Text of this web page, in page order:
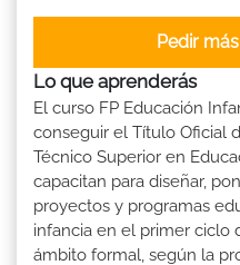
Pedir
Lo que aprenderás
El curso FP Educación
conseguir el Título Oficial
Técnico Superior en
capacitan para diseñar,
proyectos y programas
infancia en el primer ciclo
ámbito formal, según la